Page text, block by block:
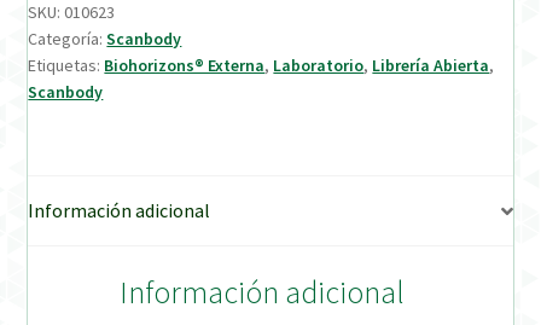
Verification Required
Welcome to DELTA Abutments | Tienda Online!
SKU:010623
Categoría:Scanbody
Etiquetas: Biohorizons® Externa, Laboratorio, Librería Abierta,
Scanbody
Información adicional
Información adicional